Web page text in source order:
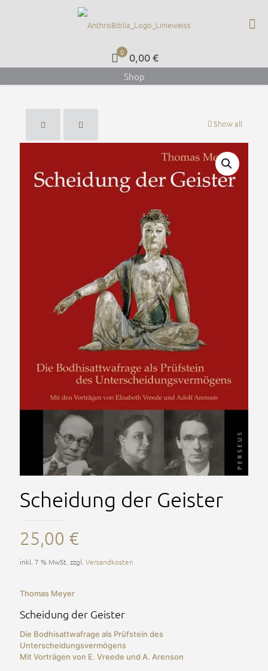
0 0,00 €
Shop
Show all
Scheidung der Geister
25,00 €
inkl. 7 % MwSt. zzgl. Versandkosten
Thomas Meyer
Scheidung der Geister
Die Bodhisattwafrage als Prüfstein des
Unterscheidungsvermögens
Mit Vorträgen von E. Vreede und A. Arenson